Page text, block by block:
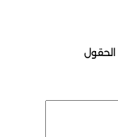
الحقول